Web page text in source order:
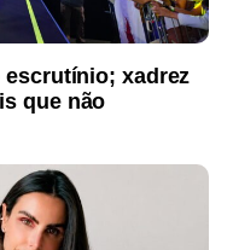
escrutínio; xadrez
que não